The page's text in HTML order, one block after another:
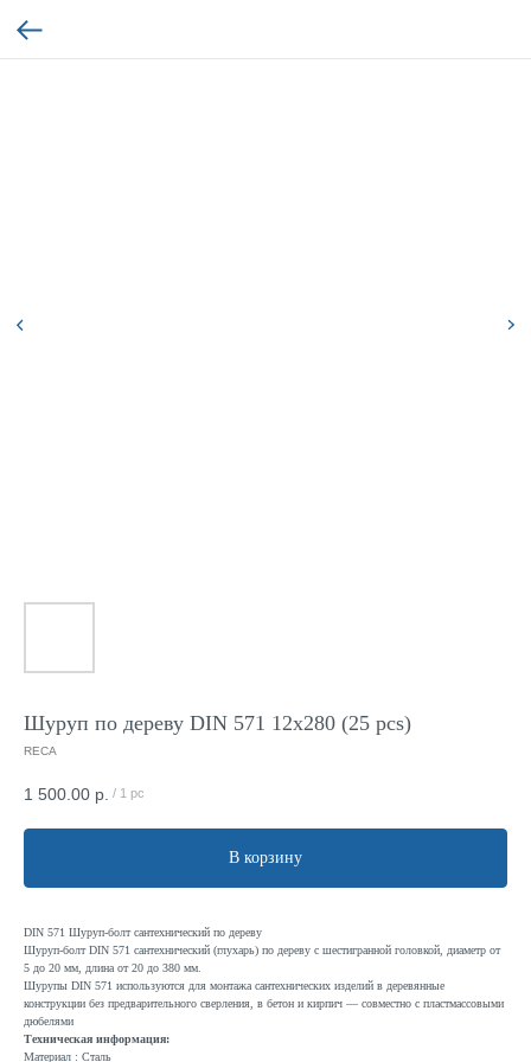
Шуруп по дереву DIN 571 12x280 (25 pcs)
RECA
1 500.00 р. / 1 pc
В корзину
DIN 571 Шуруп-болт сантехнический по дереву
Шуруп-болт DIN 571 сантехнический (глухарь) по дереву с шестигранной головкой, диаметр от
5 до 20 мм, длина от 20 до 380 мм.
Шурупы DIN 571 используются для монтажа сантехнических изделий в деревянные
конструкции без предварительного сверления, в бетон и кирпич — совместно с пластмассовыми
дюбелями
Техническая информация:
Материал : Сталь